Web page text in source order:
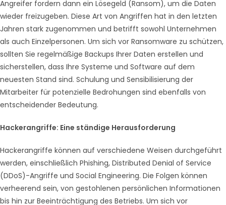
Angreifer fordern dann ein Lösegeld (Ransom), um die Daten
wieder freizugeben. Diese Art von Angriffen hat in den letzten
Jahren stark zugenommen und betrifft sowohl Unternehmen
als auch Einzelpersonen. Um sich vor Ransomware zu schützen,
sollten Sie regelmäßige Backups Ihrer Daten erstellen und
sicherstellen, dass Ihre Systeme und Software auf dem
neuesten Stand sind. Schulung und Sensibilisierung der
Mitarbeiter für potenzielle Bedrohungen sind ebenfalls von
entscheidender Bedeutung.
Hackerangriffe: Eine ständige Herausforderung
Hackerangriffe können auf verschiedene Weisen durchgeführt
werden, einschließlich Phishing, Distributed Denial of Service
(DDoS)-Angriffe und Social Engineering. Die Folgen können
verheerend sein, von gestohlenen persönlichen Informationen
bis hin zur Beeinträchtigung des Betriebs. Um sich vor